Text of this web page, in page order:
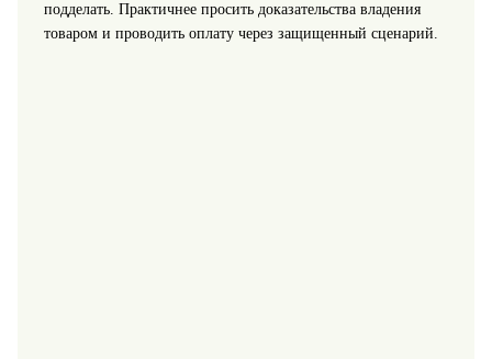
подделать. Практичнее просить доказательства владения
товаром и проводить оплату через защищенный сценарий.